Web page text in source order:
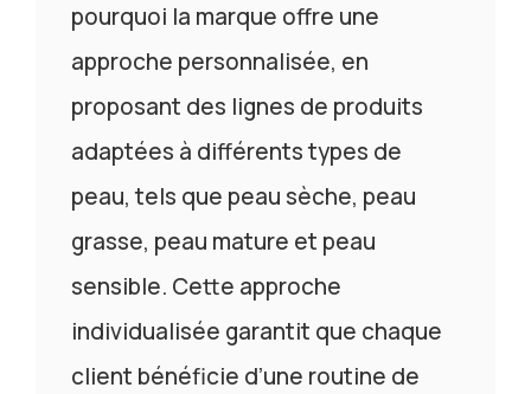
pourquoi la marque offre une
approche personnalisée, en
proposant des lignes de produits
adaptées à différents types de
peau, tels que peau sèche, peau
grasse, peau mature et peau
sensible. Cette approche
individualisée garantit que chaque
client bénéficie d’une routine de